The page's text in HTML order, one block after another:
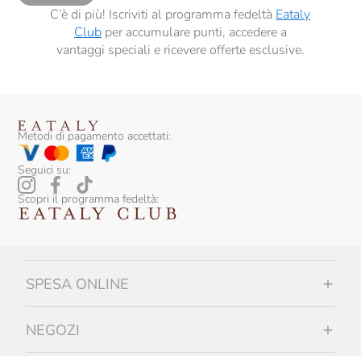
C’è di più! Iscriviti al programma fedeltà Eataly
Clubper accumulare punti, accedere a
vantaggi speciali e ricevere offerte esclusive.
Metodi di pagamento accettati:
Seguici su:
Scopri il programma fedeltà:
SPESA ONLINE
NEGOZI